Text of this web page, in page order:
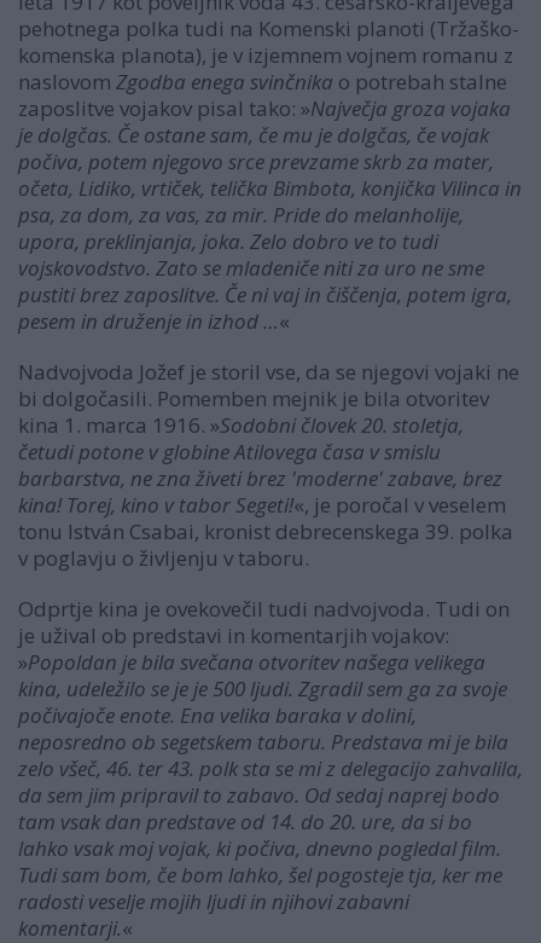
pehotnega polka tudi na Komenski planoti (Tržaško-
komenska planota), je v izjemnem vojnem romanu z
naslovom Zgodba enega svinčnika o potrebah stalne
zaposlitve vojakov pisal tako: »Največja groza vojaka
je dolgčas. Če ostane sam, če mu je dolgčas, če vojak
počiva, potem njegovo srce prevzame skrb za mater,
očeta, Lidiko, vrtiček, telička Bimbota, konjička Vilinca in
psa, za dom, za vas, za mir. Pride do melanholije,
upora, preklinjanja, joka. Zelo dobro ve to tudi
vojskovodstvo. Zato se mladeniče niti za uro ne sme
pustiti brez zaposlitve. Če ni vaj in čiščenja, potem igra,
pesem in druženje in izhod …«
Nadvojvoda Jožef je storil vse, da se njegovi vojaki ne
bi dolgočasili. Pomemben mejnik je bila otvoritev
kina 1. marca 1916. »Sodobni človek 20. stoletja,
četudi potone v globine Atilovega časa v smislu
barbarstva, ne zna živeti brez 'moderne' zabave, brez
kina! Torej, kino v tabor Segeti!«, je poročal v veselem
tonu István Csabai, kronist debrecenskega 39. polka
v poglavju o življenju v taboru.
Odprtje kina je ovekovečil tudi nadvojvoda. Tudi on
je užival ob predstavi in komentarjih vojakov:
»Popoldan je bila svečana otvoritev našega velikega
kina, udeležilo se je je 500 ljudi. Zgradil sem ga za svoje
počivajoče enote. Ena velika baraka v dolini,
neposredno ob segetskem taboru. Predstava mi je bila
zelo všeč, 46. ter 43. polk sta se mi z delegacijo zahvalila,
da sem jim pripravil to zabavo. Od sedaj naprej bodo
tam vsak dan predstave od 14. do 20. ure, da si bo
lahko vsak moj vojak, ki počiva, dnevno pogledal film.
Tudi sam bom, če bom lahko, šel pogosteje tja, ker me
radosti veselje mojih ljudi in njihovi zabavni
komentarji.«